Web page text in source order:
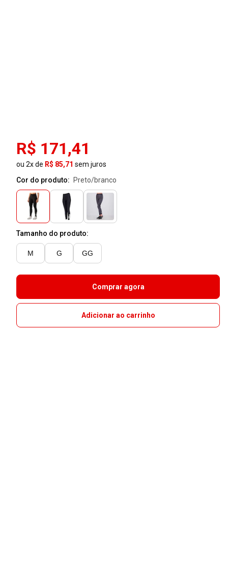
R$ 171,41
ou 2x de R$ 85,71 sem juros
Cor do produto:
preto/branco
Tamanho do produto:
M G GG
Comprar agora
Adicionar ao carrinho